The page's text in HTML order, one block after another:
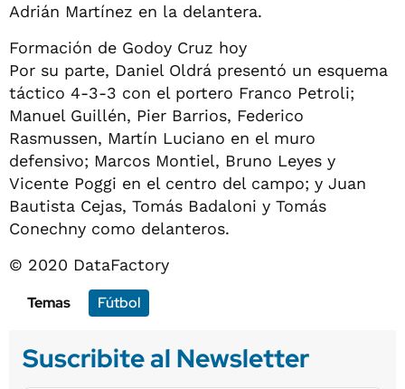
Adrián Martínez en la delantera.
Formación de Godoy Cruz hoy
Por su parte, Daniel Oldrá presentó un esquema
táctico 4-3-3 con el portero Franco Petroli;
Manuel Guillén, Pier Barrios, Federico
Rasmussen, Martín Luciano en el muro
defensivo; Marcos Montiel, Bruno Leyes y
Vicente Poggi en el centro del campo; y Juan
Bautista Cejas, Tomás Badaloni y Tomás
Conechny como delanteros.
© 2020 DataFactory
Temas
Fútbol
Suscribite al Newsletter